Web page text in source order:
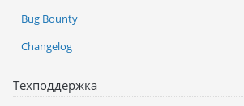
Bug Bounty
Changelog
Техподдержка